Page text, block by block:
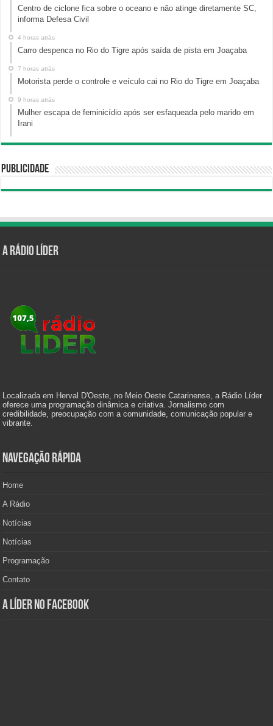
Centro de ciclone fica sobre o oceano e não atinge diretamente SC,
informa Defesa Civil
4 horas atrás
Carro despenca no Rio do Tigre após saída de pista em Joaçaba
7 horas atrás
Motorista perde o controle e veículo cai no Rio do Tigre em Joaçaba
9 horas atrás
Mulher escapa de feminicídio após ser esfaqueada pelo marido em
Irani
Publicidade
A Rádio Líder
Localizada em Herval D'Oeste, no Meio Oeste Catarinense, a Rádio Líder
oferece uma programação dinâmica e criativa. Jornalismo com
credibilidade, preocupação com a comunidade, comunicação popular e
vibrante.
Navegação Rápida
Home
A Rádio
Notícias
Notícias
Programação
Contato
A Líder no Facebook